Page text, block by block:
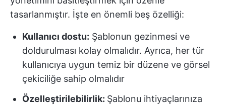
tasarlanmıştır. İşte en önemli beş özelliği:
Kullanıcı dostu: Şablonun gezinmesi ve
doldurulması kolay olmalıdır. Ayrıca, her tür
kullanıcıya uygun temiz bir düzene ve görsel
çekiciliğe sahip olmalıdır
Özelleştirilebilirlik: Şablonu ihtiyaçlarınıza